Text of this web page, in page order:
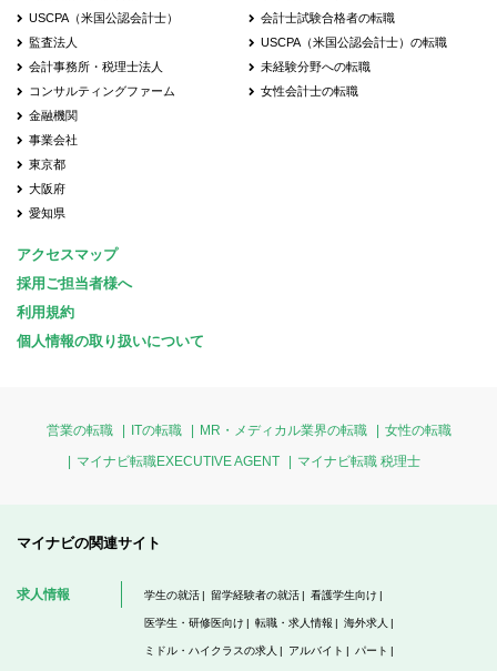
USCPA（米国公認会計士）
監査法人
会計事務所・税理士法人
コンサルティングファーム
金融機関
事業会社
東京都
大阪府
愛知県
会計士試験合格者の転職
USCPA（米国公認会計士）の転職
未経験分野への転職
女性会計士の転職
アクセスマップ
採用ご担当者様へ
利用規約
個人情報の取り扱いについて
営業の転職 ITの転職 MR・メディカル業界の転職
女性の転職
マイナビ転職EXECUTIVE AGENT
マイナビ転職 税理士
マイナビの関連サイト
求人情報 学生の就活 留学経験者の就活 看護学生向け
医学生・研修医向け 転職・求人情報 海外求人
ミドル・ハイクラスの求人 アルバイト パート